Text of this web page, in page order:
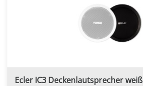
Ecler IC3 Deckenlautsprecher weiß